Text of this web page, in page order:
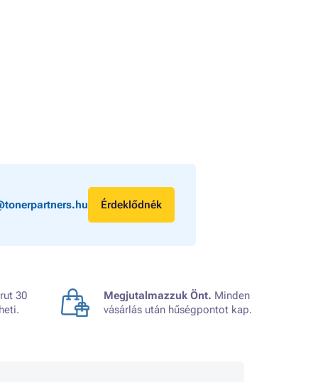
Érdeklődnék
30
Megjutalmazzuk Önt. Minden
vásárlás után hűségpontot kap.